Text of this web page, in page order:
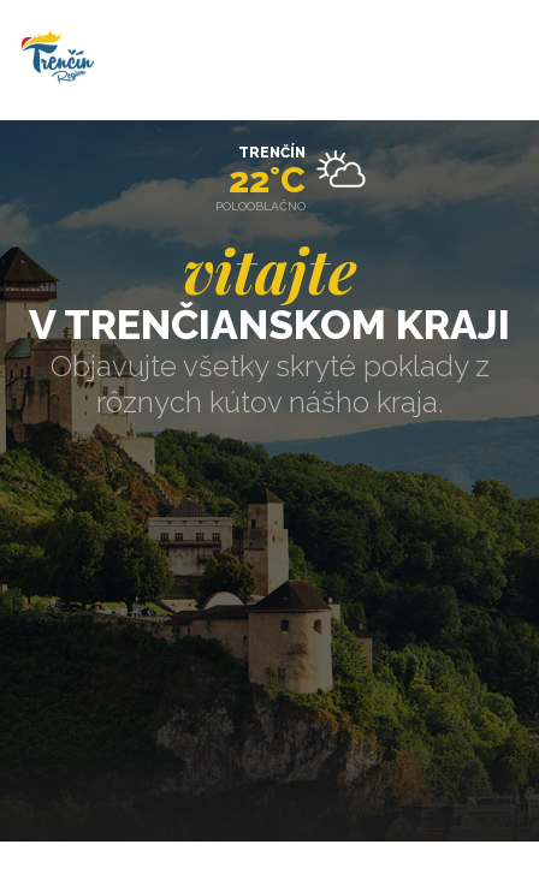
vitajte
V TRENČIANSKOM KRAJI
Objavujte všetky skryté poklady z
rôznych kútov nášho kraja.
TRENČÍN
22°C
POLOOBLAČNO